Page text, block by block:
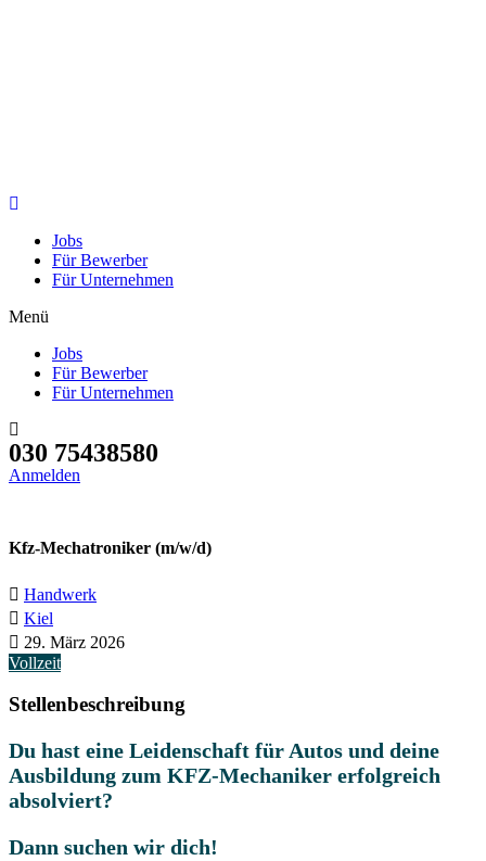
Jobs
Für Bewerber
Für Unternehmen
Menü
Jobs
Für Bewerber
Für Unternehmen
030 75438580
Anmelden
Kfz-Mechatroniker (m/w/d)
Handwerk
Kiel
29. März 2026
Vollzeit
Stellenbeschreibung
Du hast eine Leidenschaft für Autos und deine
Ausbildung zum KFZ-Mechaniker erfolgreich
absolviert?
Dann suchen wir dich!